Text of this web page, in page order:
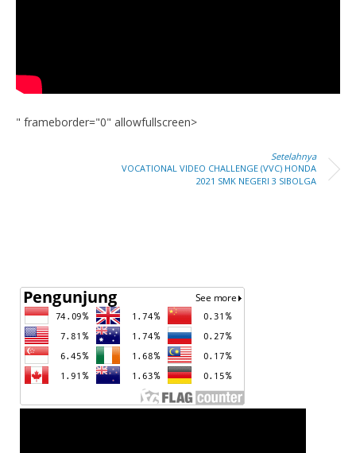
" frameborder="0" allowfullscreen>
Setelahnya
VOCATIONAL VIDEO CHALLENGE (VVC) HONDA
2021 SMK NEGERI 3 SIBOLGA